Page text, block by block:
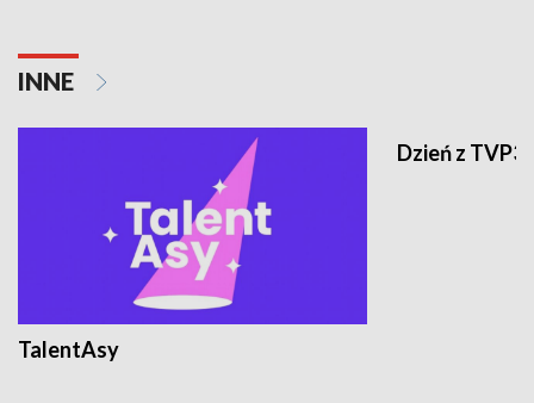
INNE
TalentAsy
Dzień z TVP3